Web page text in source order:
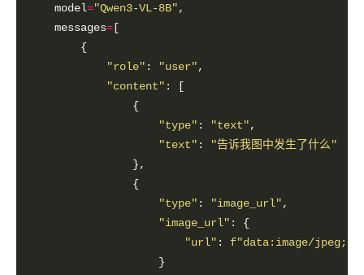
    model
="Qwen3-VL-8B"
    messages
=
"role" : "user"
"content"
"type" : "text"
"text" :
"告诉我图中发生了什么"
"type" : "image_url"
"image_url"
"url" : f"data:image/